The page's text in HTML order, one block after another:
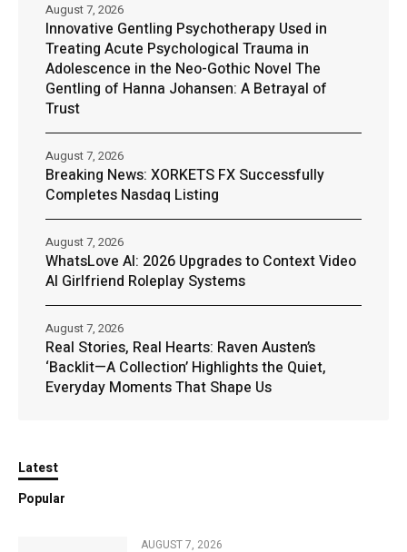
Innovative Gentling Psychotherapy Used in
Treating Acute Psychological Trauma in
Adolescence in the Neo-Gothic Novel The
Gentling of Hanna Johansen: A Betrayal of
Trust
August 7, 2026
Breaking News: XORKETS FX Successfully
Completes Nasdaq Listing
August 7, 2026
WhatsLove AI: 2026 Upgrades to Context Video
AI Girlfriend Roleplay Systems
August 7, 2026
Real Stories, Real Hearts: Raven Austen’s
‘Backlit—A Collection’ Highlights the Quiet,
Everyday Moments That Shape Us
August 7, 2026
Latest
Popular
AUGUST 7, 2026